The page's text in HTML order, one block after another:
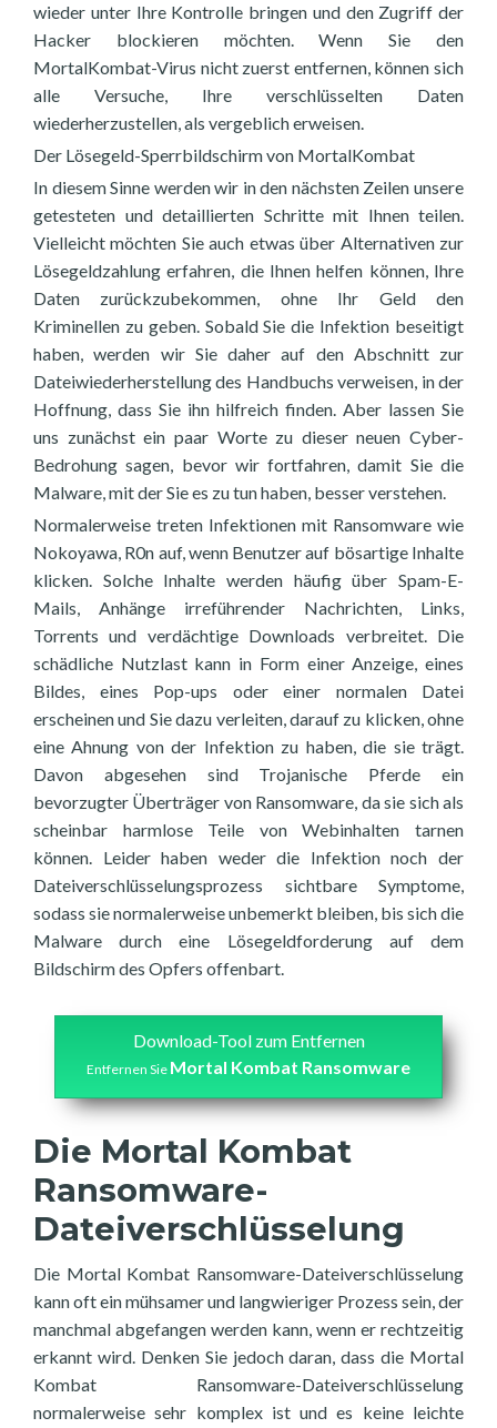
wieder unter Ihre Kontrolle bringen und den Zugriff der
Hacker blockieren möchten. Wenn Sie den
MortalKombat-Virus nicht zuerst entfernen, können sich
alle Versuche, Ihre verschlüsselten Daten
wiederherzustellen, als vergeblich erweisen.
Der Lösegeld-Sperrbildschirm von MortalKombat
In diesem Sinne werden wir in den nächsten Zeilen unsere
getesteten und detaillierten Schritte mit Ihnen teilen.
Vielleicht möchten Sie auch etwas über Alternativen zur
Lösegeldzahlung erfahren, die Ihnen helfen können, Ihre
Daten zurückzubekommen, ohne Ihr Geld den
Kriminellen zu geben. Sobald Sie die Infektion beseitigt
haben, werden wir Sie daher auf den Abschnitt zur
Dateiwiederherstellung des Handbuchs verweisen, in der
Hoffnung, dass Sie ihn hilfreich finden. Aber lassen Sie
uns zunächst ein paar Worte zu dieser neuen Cyber-
Bedrohung sagen, bevor wir fortfahren, damit Sie die
Malware, mit der Sie es zu tun haben, besser verstehen.
Normalerweise treten Infektionen mit Ransomware wie
Nokoyawa, R0n auf, wenn Benutzer auf bösartige Inhalte
klicken. Solche Inhalte werden häufig über Spam-E-
Mails, Anhänge irreführender Nachrichten, Links,
Torrents und verdächtige Downloads verbreitet. Die
schädliche Nutzlast kann in Form einer Anzeige, eines
Bildes, eines Pop-ups oder einer normalen Datei
erscheinen und Sie dazu verleiten, darauf zu klicken, ohne
eine Ahnung von der Infektion zu haben, die sie trägt.
Davon abgesehen sind Trojanische Pferde ein
bevorzugter Überträger von Ransomware, da sie sich als
scheinbar harmlose Teile von Webinhalten tarnen
können. Leider haben weder die Infektion noch der
Dateiverschlüsselungsprozess sichtbare Symptome,
sodass sie normalerweise unbemerkt bleiben, bis sich die
Malware durch eine Lösegeldforderung auf dem
Bildschirm des Opfers offenbart.
Download-Tool zum Entfernen
Entfernen Sie Mortal Kombat Ransomware
Die Mortal Kombat
Ransomware-
Dateiverschlüsselung
Die Mortal Kombat Ransomware-Dateiverschlüsselung
kann oft ein mühsamer und langwieriger Prozess sein, der
manchmal abgefangen werden kann, wenn er rechtzeitig
erkannt wird. Denken Sie jedoch daran, dass die Mortal
Kombat Ransomware-Dateiverschlüsselung
normalerweise sehr komplex ist und es keine leichte